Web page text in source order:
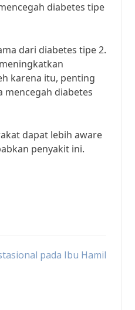
diabetes tipe
dari diabetes tipe 2.
karena itu, penting
mencegah diabetes
dapat lebih aware
penyakit ini.
pada Ibu Hamil